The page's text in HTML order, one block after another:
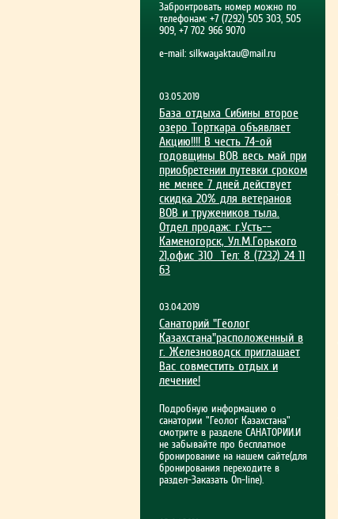
Забронтровать номер можно по
телефонам: +7 (7292) 505 303, 505
909, +7 702 966 9070
e-mail: silkwayaktau@mail.ru
03.05.2019
База отдыха Сибины второе
озеро Торткара объявляет
Акцию!!!! В честь 74-ой
годовщины ВОВ весь май при
приобрет­ении путевки сроком
не менее 7 дней действует
скидка 20% для ветеранов
ВОВ и тружеников тыла.
Отдел продаж: г.Усть-­
Каменогорск, Ул.М.Гор­ького
21,офис 310 Тел: 8 (7232) 24 11
63
03.04.2019
Санаторий "Геолог
Казахстана"расположенный в
г. Железноводск приглашает
Вас совместить отдых и
лечение!
Подробную информацию о
санатории "Геолог Казахстана"
смотрите в разделе САНАТОРИИ.И
не забывайте про бесплатное
бронирование на нашем сайте(для
бронирования переходите в
раздел-Заказать On-line).